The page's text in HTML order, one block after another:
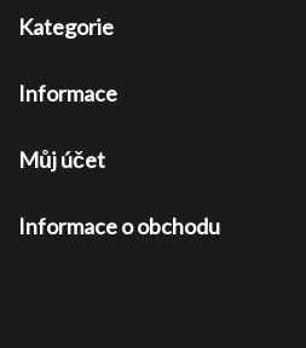
Kategorie
Informace
Můj účet
Informace o obchodu